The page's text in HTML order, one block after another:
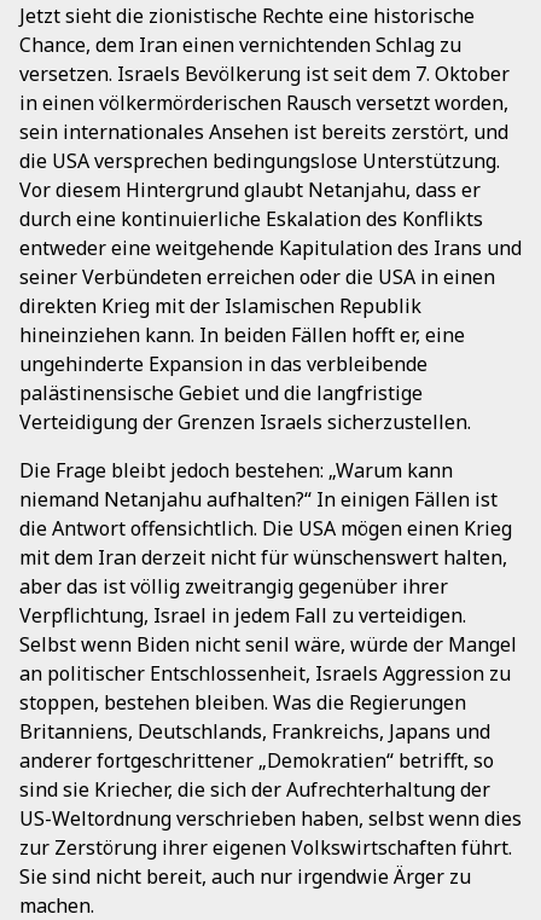
Jetzt sieht die zionistische Rechte eine historische
Chance, dem Iran einen vernichtenden Schlag zu
versetzen. Israels Bevölkerung ist seit dem 7. Oktober
in einen völkermörderischen Rausch versetzt worden,
sein internationales Ansehen ist bereits zerstört, und
die USA versprechen bedingungslose Unterstützung.
Vor diesem Hintergrund glaubt Netanjahu, dass er
durch eine kontinuierliche Eskalation des Konflikts
entweder eine weitgehende Kapitulation des Irans und
seiner Verbündeten erreichen oder die USA in einen
direkten Krieg mit der Islamischen Republik
hineinziehen kann. In beiden Fällen hofft er, eine
ungehinderte Expansion in das verbleibende
palästinensische Gebiet und die langfristige
Verteidigung der Grenzen Israels sicherzustellen.
Die Frage bleibt jedoch bestehen: „Warum kann
niemand Netanjahu aufhalten?“ In einigen Fällen ist
die Antwort offensichtlich. Die USA mögen einen Krieg
mit dem Iran derzeit nicht für wünschenswert halten,
aber das ist völlig zweitrangig gegenüber ihrer
Verpflichtung, Israel in jedem Fall zu verteidigen.
Selbst wenn Biden nicht senil wäre, würde der Mangel
an politischer Entschlossenheit, Israels Aggression zu
stoppen, bestehen bleiben. Was die Regierungen
Britanniens, Deutschlands, Frankreichs, Japans und
anderer fortgeschrittener „Demokratien“ betrifft, so
sind sie Kriecher, die sich der Aufrechterhaltung der
US-Weltordnung verschrieben haben, selbst wenn dies
zur Zerstörung ihrer eigenen Volkswirtschaften führt.
Sie sind nicht bereit, auch nur irgendwie Ärger zu
machen.